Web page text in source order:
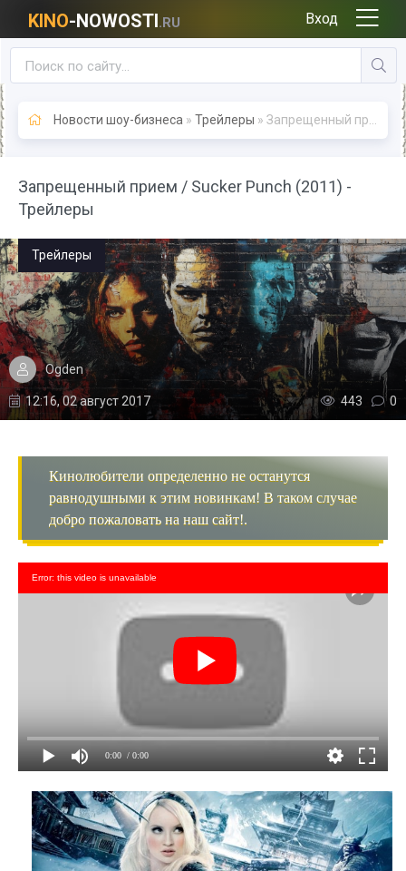
KINO-NOWOSTI.RU Вход
Новости шоу-бизнеса » Трейлеры » Запрещенный прием / Sucker Punch (2011) - Трейлеры
Запрещенный прием / Sucker Punch (2011) -
Трейлеры
Трейлеры
Ogden
12:16, 02 август 2017 443 0
Кинолюбители определенно не останутся
равнодушными к этим новинкам! В таком случае
добро пожаловать на наш сайт!.
0:00 / 0:00
Error: this video is unavailable